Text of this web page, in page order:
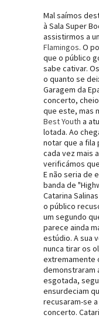
Mal saímos
à Sala Super
assistirmos a
Flamingos. O
que o público
sabe cativar.
o quanto se
Garagem da
concerto,
que este, mas
Best Youth a
lotada. Ao
notar que a fila
cada vez mais
verificámos
E não seria de
banda de
Catarina
o público
um segundo
parece ainda
estúdio. A sua
nunca tirar os
extremamente
demonstraram
esgotada,
ensurdeciam
recusaram-se
concerto.